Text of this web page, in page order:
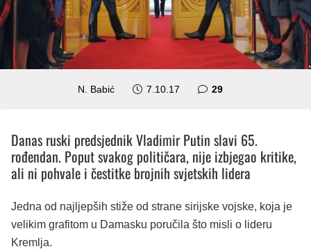
N. Babić 7.10.17 29komentara
Danas ruski predsjednik Vladimir Putin slavi 65.
rođendan. Poput svakog političara, nije izbjegao kritike,
ali ni pohvale i čestitke brojnih svjetskih lidera
Jedna od najljepših stiže od strane sirijske vojske, koja je
velikim grafitom u Damasku poručila što misli o lideru
Kremlja.